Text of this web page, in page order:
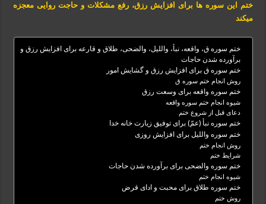
ختم این سوره ها برای افزایش رزق، رفع مشکلات و حاجت روایی معجزه
میکند
ختم سوره ق، واقعه، نبأ، واللیل، والضحی، طلاق و قارعه برای افزایش رزق و
برآورده شدن حاجات
ختم سوره ق برای افزایش رزق و گشایش امور
روش انجام ختم سوره ق
ختم سوره واقعه برای وسعت رزق
شیوه انجام ختم سوره واقعه
دعای قبل از شروع ختم
ختم سوره نبأ (عمّ) برای توفیق زیارت خانه خدا
ختم سوره واللیل برای افزایش روزی
روش انجام ختم
شرایط ختم
ختم سوره والضحی برای برآورده شدن حاجات
شیوه انجام ختم
ختم سوره طلاق برای محبت و ادای قرض
روش ختم